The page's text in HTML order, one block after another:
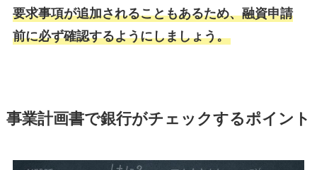
要求事項が追加されることもあるため、融資申請
前に必ず確認するようにしましょう。
事業計画書で銀行がチェックするポイント